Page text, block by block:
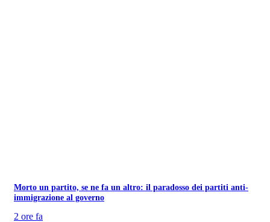
Morto un partito, se ne fa un altro: il paradosso dei partiti anti-
immigrazione al governo
2 ore fa